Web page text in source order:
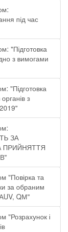
під час
"Підготовка
з вимогами
"Підготовка
з
ЗА
ПРИЙНЯТТЯ
"Повірка та
за обраним
QМ"
"Розрахунок і